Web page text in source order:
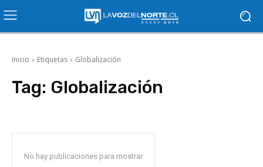
Inicio Etiquetas Globalización
Tag: Globalización
No hay publicaciones para mostrar